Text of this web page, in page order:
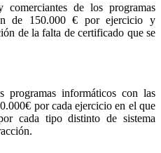
comerciantes de los programas
de 150.000 € por ejercicio y
de la falta de certificado que se
informáticos con las
por cada ejercicio en el que
cada tipo distinto de sistema